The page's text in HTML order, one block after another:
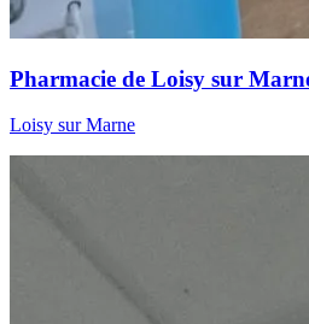
Pharmacie de Loisy sur
Loisy sur Marne